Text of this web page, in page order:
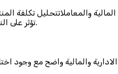
والمعاملاتتحليل
تؤثر على النتيجة النهائية للشركةوضع الاستراتيجيات الوظيفية والتجارية والشركات.